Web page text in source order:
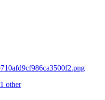
1 other